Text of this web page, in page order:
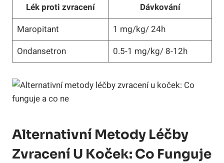
Lék proti zvracení
Dávkování
Maropitant
1 mg/kg/ 24h
Ondansetron
0.5-1‍ mg/kg/ 8-12h
Alternativní‌ Metody ‍léčby
Zvracení U⁢ Koček: ​Co ‍funguje